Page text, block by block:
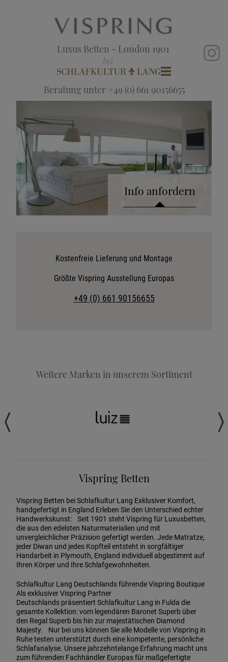
Luxus Betten - London 1901
Beratung unter +49 (0) 661 90156655
Info anfordern
Stoffkollektion anfordern
Telefonische Beratung anfordern
Kostenfreie Lieferung und Montage
Größte Vispring Ausstellung Europas
+49 (0) 661 90156655
Weitere Marken in unserem Sortiment
Vispring Betten
Vispring Betten bei Schlafkultur Lang Exklusiver Komfort,
handgefertigt in England Erleben Sie den Unterschied echter
Handwerkskunst: Seit 1901 steht Vispring für Luxusbetten,
die aus den edelsten Naturmaterialien und mit
unvergleichlicher Präzision gefertigt werden. Jede Matratze,
jeder Diwan und jedes Kopfteil entsteht in sorgfältiger
Handarbeit in Plymouth, England individuell abgestimmt auf
Ihren Körper und Ihre Schlafgewohnheiten.
Schlafkultur Lang Deutschlands führende Vispring Boutique
Als exklusiver Vispring Partner
Deutschlands präsentiert Schlafkultur Lang in Fulda die
gesamte Kollektion: vom legendären Baronet Superb über
den Regal Superb bis hin zur majestätischen Diamond
Majesty. Nur bei uns können Sie alle Modelle von Vispring in
Ruhe testen unterstützt durch eine kompetente, persönliche
Schlafanalyse. Unsere jahrzehntelange Erfahrung macht uns
zum führenden Fachhändler Europas für maßgefertigte